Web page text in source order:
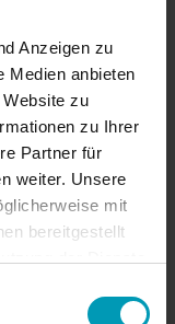
Anzeigen zu
Medien anbieten
zu
zu Ihrer
Partner für
weiter. Unsere
mit
bereitgestellt